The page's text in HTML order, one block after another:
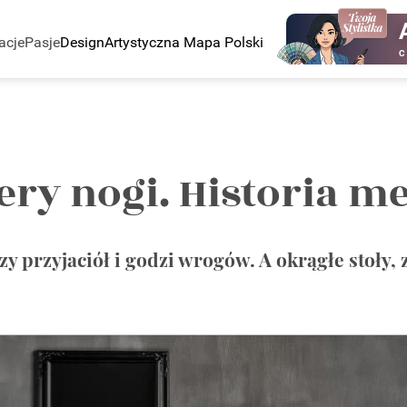
PasjeDesignArtystyczna Mapa Polski
nogi. Historia
przyjaciół i godzi wrogów. A okrągłe